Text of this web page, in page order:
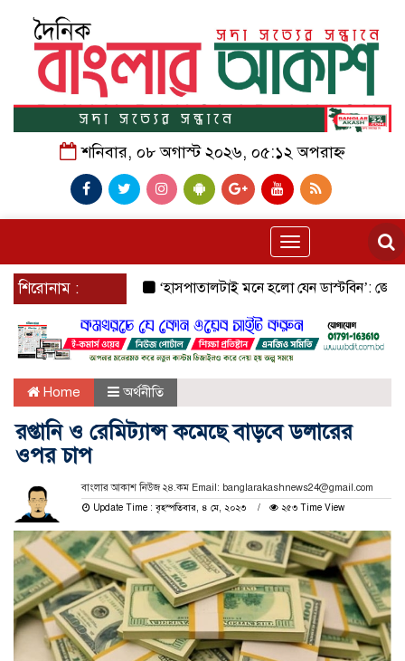
শনিবার, ০৮ অগাস্ট ২০২৬, ০৫:১২ অপরাহ্ন
Toggle
navigation
শিরোনাম : ‘হাসপাতালটাই মনে হলো যেন ডাস্টবিন’: জেনারেল
Home অর্থনীতি
রপ্তানি ও রেমিট্যান্স কমেছে বাড়বে ডলারের
ওপর চাপ
বাংলার আকাশ নিউজ ২৪.কম Email: banglarakashnews24@gmail.com
Update Time : বৃহস্পতিবার, ৪ মে, ২০২৩
২৫৩ Time View